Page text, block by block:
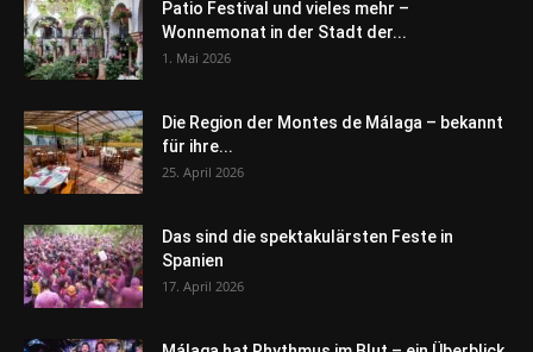
Patio Festival und vieles mehr –
Wonnemonat in der Stadt der...
1. Mai 2026
Die Region der Montes de Málaga – bekannt
für ihre...
25. April 2026
Das sind die spektakulärsten Feste in
Spanien
17. April 2026